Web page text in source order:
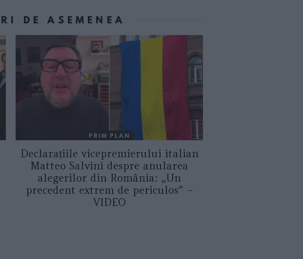
DE ASEMENEA
PRIM PLAN
Declarațiile vicepremierului italian
Matteo Salvini despre anularea
alegerilor din România: „Un
precedent extrem de periculos” –
VIDEO